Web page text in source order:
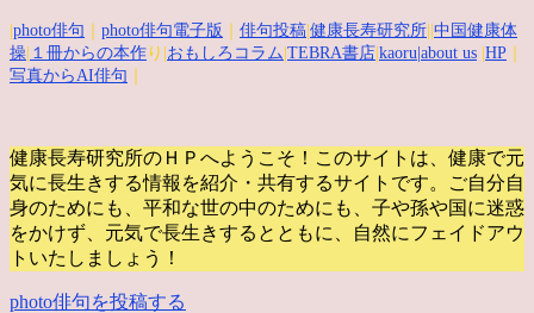
photo俳句 photo俳句電子版 俳句投稿 健康長寿研究所 中国健康体
操 １冊からの本作 り| おもしろコラム TEBRA書店 kaoru |about us HP
写真からAI俳句
健康長寿研究所のＨＰへようこそ！このサイトは、健康で元
気に長生きする情報を紹介・共有するサイトです。
ご自分自
身のためにも、平和な世の中のためにも、子や孫や国に迷惑
をかけず、元気で長生きするとともに、自然にフェイドアウ
トいたしましょう！
photo俳句を投稿する